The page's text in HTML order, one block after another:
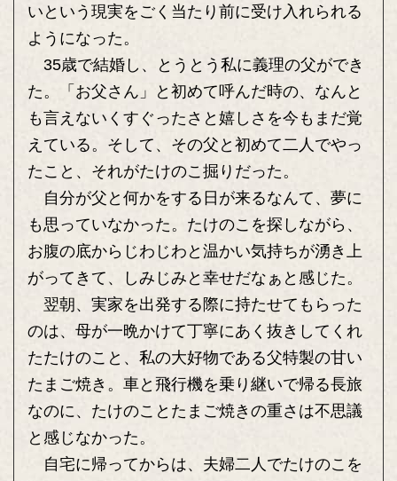
いという現実をごく当たり前に受け入れられる
ようになった。
35歳で結婚し、とうとう私に義理の父ができ
た。「お父さん」と初めて呼んだ時の、なんと
も言えないくすぐったさと嬉しさを今もまだ覚
えている。そして、その父と初めて二人でやっ
たこと、それがたけのこ掘りだった。
自分が父と何かをする日が来るなんて、夢に
も思っていなかった。たけのこを探しながら、
お腹の底からじわじわと温かい気持ちが湧き上
がってきて、しみじみと幸せだなぁと感じた。
翌朝、実家を出発する際に持たせてもらった
のは、母が一晩かけて丁寧にあく抜きしてくれ
たたけのこと、私の大好物である父特製の甘い
たまご焼き。車と飛行機を乗り継いで帰る長旅
なのに、たけのことたまご焼きの重さは不思議
と感じなかった。
自宅に帰ってからは、夫婦二人でたけのこを